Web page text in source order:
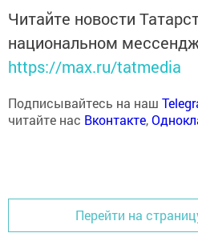
Читайте новости
национальном
https://max.ru/tatmedia
Подписывайтесь на наш
читайте нас Вконтакте,
Перейти на